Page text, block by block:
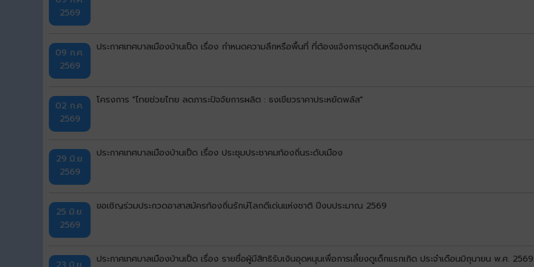
2569
09 ก.ค.
2569
ประกาศเทศบาลเมืองบ้านเป็ด เรื่อง กำหนดความลึกหรือพื้นที่ ที่ต้องแจ้งการขุดดินหรือถมดิน
02 ก.ค.
2569
โครงการ "ไทยช่วยไทย ลดภาระปัจจัยการผลิต : ธงเขียวราคาประหยัดพลัส"
29 มิ.ย.
2569
ประกาศเทศบาลเมืองบ้านเป็ด เรื่อง ประชุมประชาคมท้องถิ่นระดับเมือง
25 มิ.ย.
2569
ขอเชิญร่วมประกวดอาสาสมัครท้องถิ่นรักษ์โลกดีเด่นแห่งชาติ ปีงบประมาณ 2569
ประกาศเทศบาลเมืองบ้านเป็ด เรื่อง รายชื่อผู้มีสิทธิรับเงินอุดหนุนเพื่อการเลี้ยงดูเด็กแรกเกิด ประจำเดือนมิถุนายน พ.ศ.